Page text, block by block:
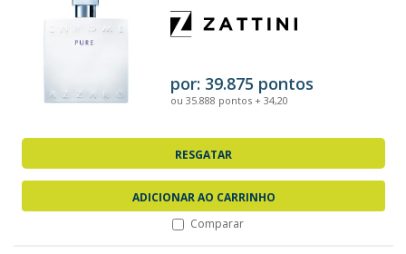
por: 39.875 pontos
ou 35.888 pontos + 34,20
RESGATAR
ADICIONAR AO CARRINHO
Comparar